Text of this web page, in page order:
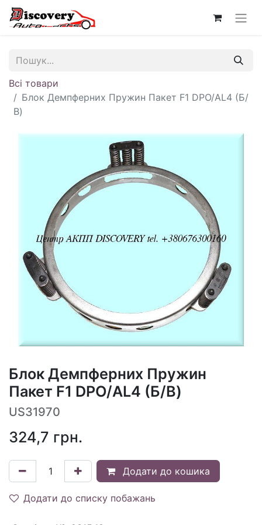
Всі товари
Блок Демпферних Пружин Пакет F1 DPO/AL4 (Б/
В)
Блок Демпферних Пружин
Пакет F1 DPO/AL4 (Б/В)
US31970
324,7 грн.
Додати до кошика
Додати до списку побажань